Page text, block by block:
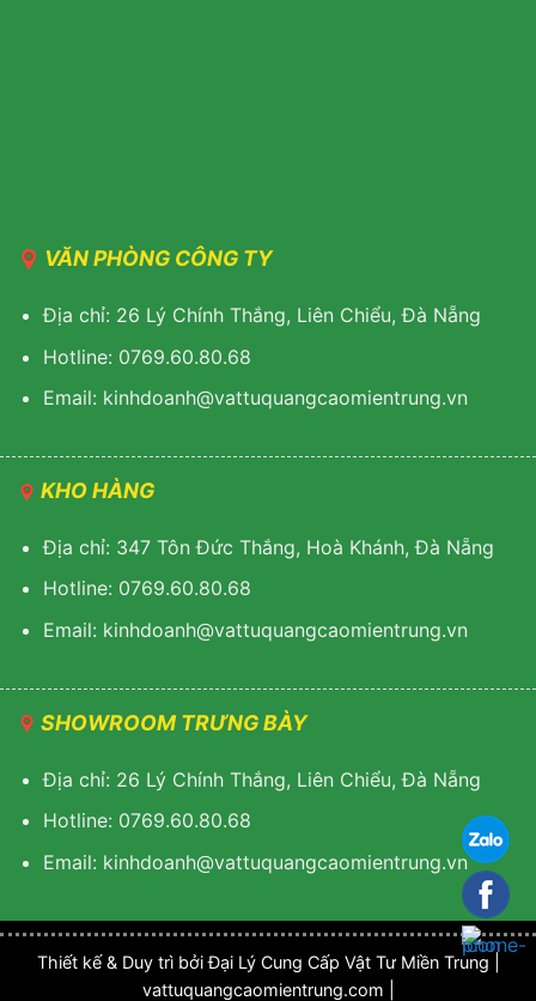
VĂN PHÒNG CÔNG TY
Địa chỉ: 26 Lý Chính Thắng, Liên Chiểu, Đà Nẵng
Hotline: 0769.60.80.68
Email: kinhdoanh@vattuquangcaomientrung.vn
KHO HÀNG
Địa chỉ: 347 Tôn Đức Thắng, Hoà Khánh, Đà Nẵng
Hotline: 0769.60.80.68
Email: kinhdoanh@vattuquangcaomientrung.vn
SHOWROOM TRƯNG BÀY
Địa chỉ: 26 Lý Chính Thắng, Liên Chiểu, Đà Nẵng
Hotline: 0769.60.80.68
Email: kinhdoanh@vattuquangcaomientrung.vn
Thiết kế & Duy trì bởi Đại Lý Cung Cấp Vật Tư Miền Trung |
vattuquangcaomientrung.com |